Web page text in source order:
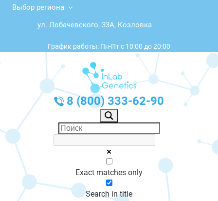
Выбор региона
ул. Лобачевского, 33А, Козловка
График работы: Пн-Пт с 10:00 до 20:00
8 (800) 333-62-90
Exact matches only
Search in title